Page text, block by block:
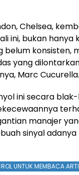
Chelsea,
ini, bukan
belum konsisten,
yang
Marc Cucurella.
ini secara
manajer
sinyal adanya
UNTUK MEMBACA